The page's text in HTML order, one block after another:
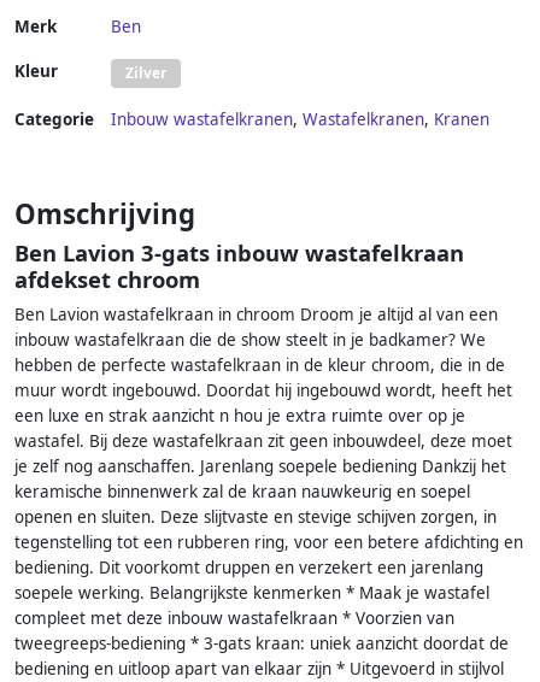
Merk Ben
Kleur Zilver
Categorie Inbouw wastafelkranen, Wastafelkranen, Kranen
Omschrijving
Ben Lavion 3-gats inbouw wastafelkraan
afdekset chroom
Ben Lavion wastafelkraan in chroom Droom je altijd al van een
inbouw wastafelkraan die de show steelt in je badkamer? We
hebben de perfecte wastafelkraan in de kleur chroom, die in de
muur wordt ingebouwd. Doordat hij ingebouwd wordt, heeft het
een luxe en strak aanzicht n hou je extra ruimte over op je
wastafel. Bij deze wastafelkraan zit geen inbouwdeel, deze moet
je zelf nog aanschaffen. Jarenlang soepele bediening Dankzij het
keramische binnenwerk zal de kraan nauwkeurig en soepel
openen en sluiten. Deze slijtvaste en stevige schijven zorgen, in
tegenstelling tot een rubberen ring, voor een betere afdichting en
bediening. Dit voorkomt druppen en verzekert een jarenlang
soepele werking. Belangrijkste kenmerken * Maak je wastafel
compleet met deze inbouw wastafelkraan * Voorzien van
tweegreeps-bediening * 3-gats kraan: uniek aanzicht doordat de
bediening en uitloop apart van elkaar zijn * Uitgevoerd in stijlvol